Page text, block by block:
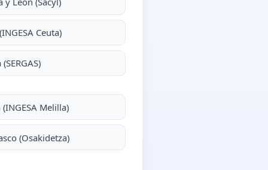
Ceuta)
Melilla)
(Osakidetza)